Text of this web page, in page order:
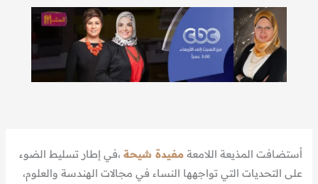
أستضافت المذيعة اللامعةمفيدة شيحة ،في إطار تسليط الضوء
على التحديات التي تواجهها النساء في مجالات الهندسة والعلوم،